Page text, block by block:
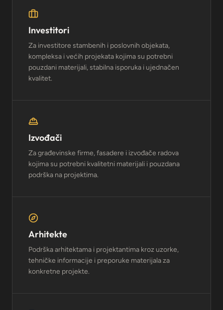
Investitori
Za investitore stambenih i poslovnih objekata,
kompleksa i većih projekata kojima su potrebni
pouzdani materijali, stabilna isporuka i ujednačen
kvalitet.
Izvođači
Za građevinske firme, fasadere i izvođače radova
kojima su potrebni kvalitetni materijali i pouzdana
podrška na projektima.
Arhitekte
Podrška arhitektama i projektantima kroz uzorke,
tehničke informacije i preporuke materijala za
konkretne projekte.